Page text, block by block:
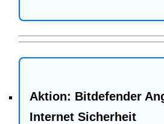
Ratgeber
Aktion: Bitdefender
Internet Sicherheit